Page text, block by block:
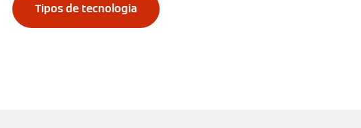
Tipos de tecnologia